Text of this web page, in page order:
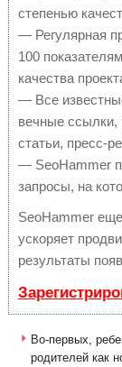
степенью
— Регулярная
100
качества
— Все
вечные ссылки,
статьи, пресс-
— SeoHammer
запросы, на
SeoHammer
ускоряет
результаты
Во-первых,
родителей как